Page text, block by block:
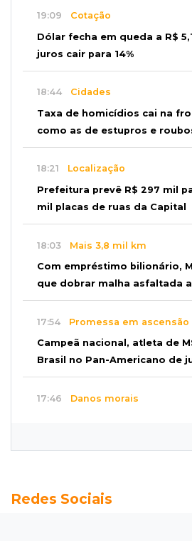
19:09 Cotação
Dólar fecha em queda a R$
juros cair para 14%
18:44 Cidades
Taxa de homicídios cai na
como as de estupros e
18:21 Localização
Prefeitura prevê R$ 297 mil
mil placas de ruas da Capital
18:03 Mais 3,8 mil km
Com empréstimo bilionário,
que dobrar malha asfaltada
17:54 Promessa em ascensão
Campeã nacional, atleta de
Brasil no Pan-Americano de
17:46 Danos morais
Velório de Luis Pedro Scalise
Redes Sociais